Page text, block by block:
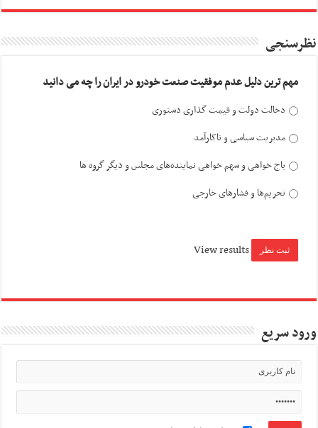
نظرسنجی
مهم ترین دلیل عدم موفقیت صنعت خودرو در ایران را چه می دانید
دخالت دولت و قیمت گذاری دستوری
مدیریت سیاسی و ناکارآمد
باج خواهی و سهم خواهی نماینده‌های مجلس و دیگر گروه ها
تحریم‌ها و فشارهای خارجی
View results
ورود سریع